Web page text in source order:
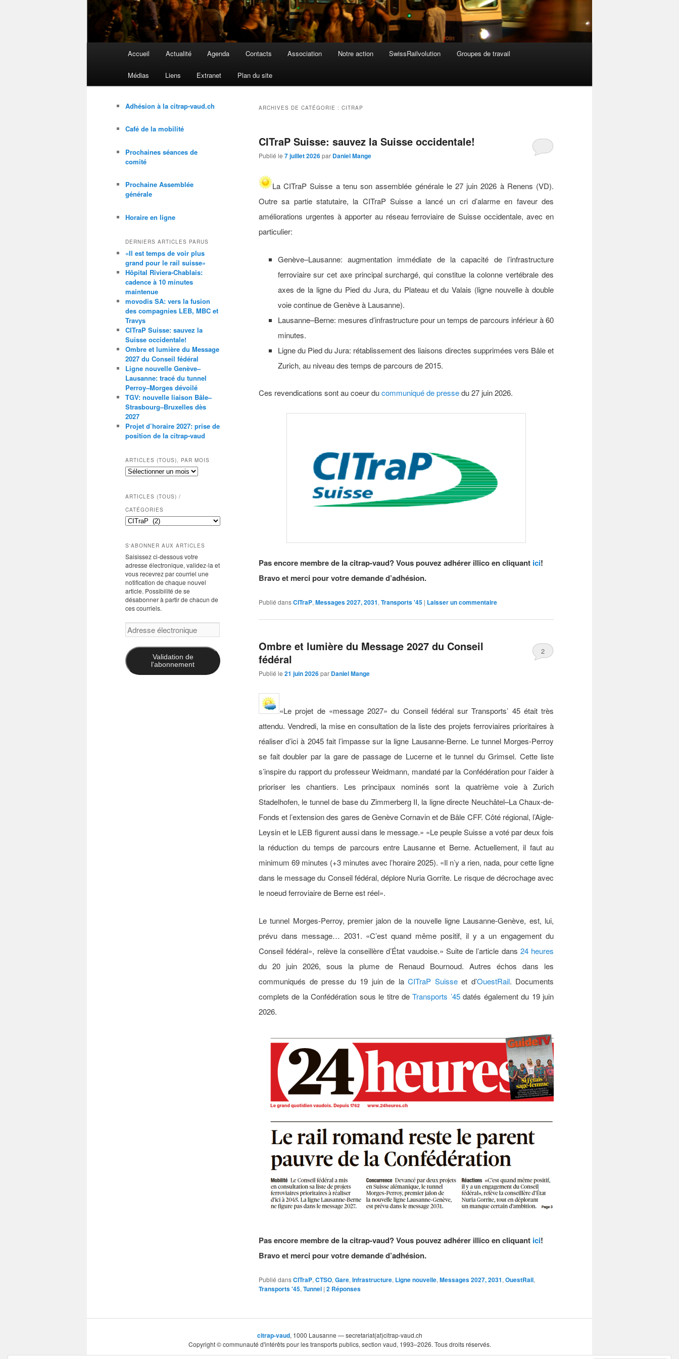
Accueil Actualité Agenda Contacts Association Notre action SwissRailvolution Groupes de travail
Médias Liens Extranet Plan du site
ARCHIVES DE CATÉGORIE : CITRAP
CITraP Suisse: sauvez la Suisse occidentale!
Publié le 7 juillet 2026par Daniel Mange
LaCITraP Suisse a tenu son assemblée générale le 27 juin 2026 à Renens (VD).
Outre sa partiestatutaire, la CITraP Suisse a lancé un cri d’alarme en faveur des
améliorations urgentes à apporter au réseau ferroviaire de Suisse occidentale, avec en
particulier:
Genève–Lausanne: augmentation immédiate de la capacité de l’infrastructure
ferroviaire sur cet axe principal surchargé, qui constitue la colonne vertébrale des
axes de la ligne du Pied du Jura, du Plateau et du Valais (ligne nouvelle à double
voie continue de Genève à Lausanne).
Lausanne–Berne: mesures d’infrastructure pour un temps de parcours inférieur à 60
minutes.
Ligne du Pied du Jura: rétablissement des liaisons directes supprimées vers Bâle et
Zurich, au niveau des temps de parcours de 2015.
Ces revendications sont au coeur ducommuniqué de pressedu 27 juin 2026.
Pas encore membre de la citrap-vaud? Vous pouvez adhérer illico en cliquant ici!
Bravo et merci pour votre demande d’adhésion.
Publié dansCITraP, Messages 2027, 2031, Transports '45 | Laisser un commentaire
Ombre et lumière du Message 2027 du Conseil
fédéral
Publié le 21 juin 2026par Daniel Mange
2
«Le projet de «message 2027» du Conseil fédéral sur Transports’ 45 était très
attendu. Vendredi, la mise en consultation de la liste des projets ferroviaires prioritaires à
réaliser d’ici à 2045 fait l’impasse sur la ligne Lausanne-Berne. Le tunnel Morges-Perroy
se fait doubler par la gare de passage de Lucerne et le tunnel du Grimsel. Cette liste
s’inspire du rapport du professeur Weidmann, mandaté par la Confédération pour l’aider à
prioriser les chantiers. Les principaux nominés sont la quatrième voie à Zurich
Stadelhofen, le tunnel de base du Zimmerberg II, la ligne directe Neuchâtel–La Chaux-de-
Fonds et l’extension des gares de Genève Cornavin et de Bâle CFF. Côté régional, l’Aigle-
Leysin et le LEB figurent aussi dans le message.» «Le peuple Suisse a voté par deux fois
la réduction du temps de parcours entre Lausanne et Berne. Actuellement, il faut au
minimum 69 minutes (+3 minutes avec l’horaire 2025). «Il n’y a rien, nada, pour cette ligne
dans le message du Conseil fédéral, déplore Nuria Gorrite. Le risque de décrochage avec
le noeud ferroviaire de Berne est réel».
Le tunnel Morges-Perroy, premier jalon de la nouvelle ligne Lausanne-Genève, est, lui,
prévu dans message… 2031. «C’est quand même positif, il y a un engagement du
Conseil fédéral», relève la conseillère d’État vaudoise.» Suite de l’article dans 24 heures
du 20 juin 2026, sous la plume de Renaud Bournoud. Autres échos dans les
communiqués de presse du 19 juin de la CITraP Suisseet d’OuestRail. Documents
complets de la Confédération sous le titre deTransports ’45datés également du 19 juin
2026.
Pas encore membre de la citrap-vaud? Vous pouvez adhérer illico en cliquant ici!
Bravo et merci pour votre demande d’adhésion.
Publié dansCITraP, CTSO, Gare, Infrastructure, Ligne nouvelle, Messages 2027, 2031, OuestRail,
Transports '45, Tunnel | 2 Réponses
Adhésion à la citrap-vaud.ch
Café de la mobilité
Prochaines séances de
comité
Prochaine Assemblée
générale
Horaire en ligne
DERNIERS ARTICLES PARUS
«Il est temps de voir plus
grand pour le rail suisse»
Hôpital Riviera-Chablais:
cadence à 10 minutes
maintenue
movodis SA: vers la fusion
des compagnies LEB, MBC et
Travys
CITraP Suisse: sauvez la
Suisse occidentale!
Ombre et lumière du Message
2027 du Conseil fédéral
Ligne nouvelle Genève–
Lausanne: tracé du tunnel
Perroy–Morges dévoilé
TGV: nouvelle liaison Bâle–
Strasbourg–Bruxelles dès
2027
Projet d’horaire 2027: prise de
position de la citrap-vaud
ARTICLES (TOUS), PAR MOIS
Articles
(tous),
mois
ARTICLES (TOUS) /
CATÉGORIES
Articles
(tous)
catégories
S'ABONNER AUX ARTICLES
Saisissez ci-dessous votre
adresse électronique, validez-la et
vous recevrez par courriel une
notification de chaque nouvel
article. Possibilité de se
désabonner à partir de chacun de
ces courriels.
Adresse
électronique
Validation de
l'abonnement
citrap-vaud, 1000 Lausanne — secretariat(at)citrap-vaud.ch
Copyright © communauté d'intérêts pour les transports publics, section vaud, 1993–2026. Tous droits réservés.